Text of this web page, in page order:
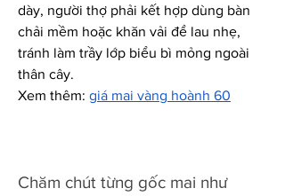
dày, người thợ phải kết hợp dùng bàn
chải mềm hoặc khăn vải để lau nhẹ,
tránh làm trầy lớp biểu bì mỏng ngoài
thân cây.
Xem thêm: giá mai vàng hoành 60
Chăm chút từng gốc mai như